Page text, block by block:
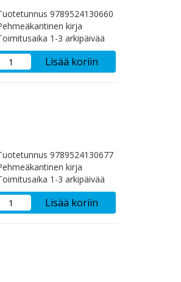
9789524130660
kirja
1-3 arkipäivää
Lisää koriin
9789524130677
kirja
1-3 arkipäivää
Lisää koriin